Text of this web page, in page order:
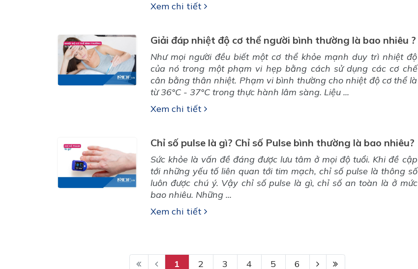
Xem chi tiết
Giải đáp nhiệt độ cơ thể người bình thường là bao nhiêu ?
Như mọi người đều biết một cơ thể khỏe mạnh duy trì nhiệt độ
của nó trong một phạm vi hẹp bằng cách sử dụng các cơ chế
cân bằng thân nhiệt. Phạm vi bình thường cho nhiệt độ cơ thể là
từ 36°C - 37°C trong thực hành lâm sàng. Liệu ...
Xem chi tiết
Chỉ số pulse là gì? Chỉ số Pulse bình thường là bao nhiêu?
Sức khỏe là vấn đề đáng được lưu tâm ở mọi độ tuổi. Khi đề cập
tới những yếu tố liên quan tới tim mạch, chỉ số pulse là thông số
luôn được chú ý. Vậy chỉ số pulse là gì, chỉ số an toàn là ở mức
bao nhiêu. Những ...
Xem chi tiết
1 2 3 4 5 6